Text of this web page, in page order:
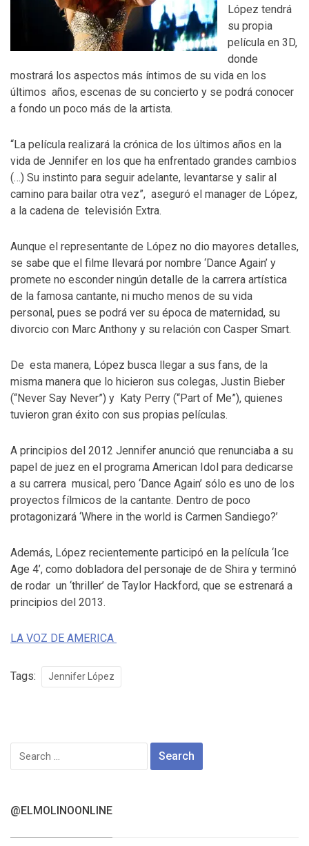
López tendrá
su propia
película en 3D,
donde
mostrará los aspectos más íntimos de su vida en los
últimos años, escenas de su concierto y se podrá conocer
a fondo un poco más de la artista.
“La película realizará la crónica de los últimos años en la
vida de Jennifer en los que ha enfrentado grandes cambios
(…) Su instinto para seguir adelante, levantarse y salir al
camino para bailar otra vez”, aseguró el manager de López,
a la cadena de televisión Extra.
Aunque el representante de López no dio mayores detalles,
se sabe que el filme llevará por nombre ‘Dance Again’ y
promete no esconder ningún detalle de la carrera artística
de la famosa cantante, ni mucho menos de su vida
personal, pues se podrá ver su época de maternidad, su
divorcio con Marc Anthony y su relación con Casper Smart.
De esta manera, López busca llegar a sus fans, de la
misma manera que lo hicieron sus colegas, Justin Bieber
(“Never Say Never”) y Katy Perry (“Part of Me”), quienes
tuvieron gran éxito con sus propias películas.
A principios del 2012 Jennifer anunció que renunciaba a su
papel de juez en el programa American Idol para dedicarse
a su carrera musical, pero ‘Dance Again’ sólo es uno de los
proyectos fílmicos de la cantante. Dentro de poco
protagonizará ‘Where in the world is Carmen Sandiego?’
Además, López recientemente participó en la película ‘Ice
Age 4’, como dobladora del personaje de de Shira y terminó
de rodar un ‘thriller’ de Taylor Hackford, que se estrenará a
principios del 2013.
LA VOZ DE AMERICA
Tags: Jennifer López
Search
for:
@ELMOLINOONLINE